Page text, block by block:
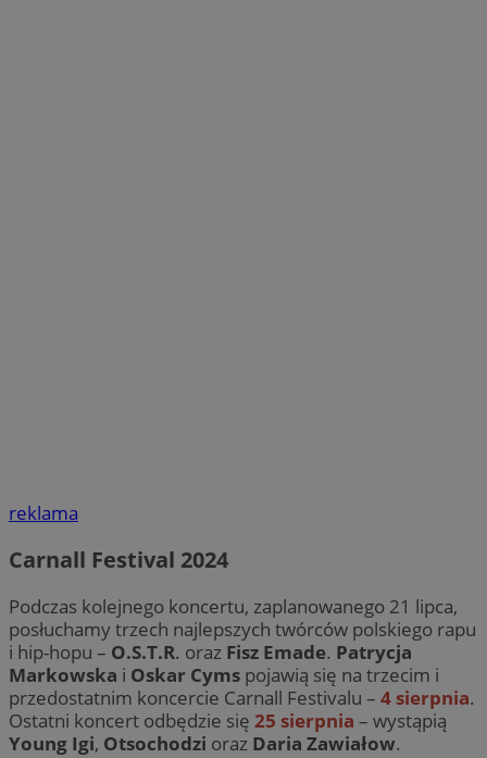
reklama
Carnall Festival 2024
Podczas kolejnego koncertu, zaplanowanego 21 lipca,
posłuchamy trzech najlepszych twórców polskiego rapu
i hip-hopu – O.S.T.R. oraz Fisz Emade. Patrycja
Markowska i Oskar Cyms pojawią się na trzecim i
przedostatnim koncercie Carnall Festivalu – 4 sierpnia.
Ostatni koncert odbędzie się 25 sierpnia – wystąpią
Young Igi, Otsochodzi oraz Daria Zawiałow.